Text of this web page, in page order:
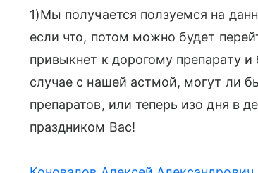
1)Мы получается ползуемся на
если что, потом можно будет
привыкнет к дорогому препарату
случае с нашей астмой, могут ли
препаратов, или теперь изо дня в
праздником Вас!